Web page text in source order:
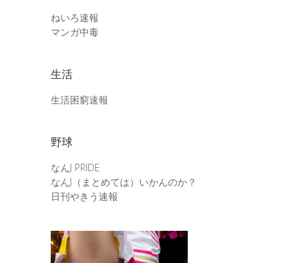
ねいろ速報
マンガ中毒
生活
生活困窮速報
野球
なんJ PRIDE
なんJ（まとめては）いかんのか？
日刊やきう速報